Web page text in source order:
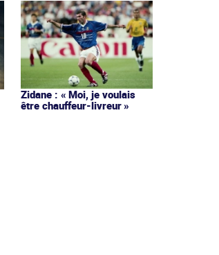
Zidane : « Moi, je voulais
être chauffeur-livreur »